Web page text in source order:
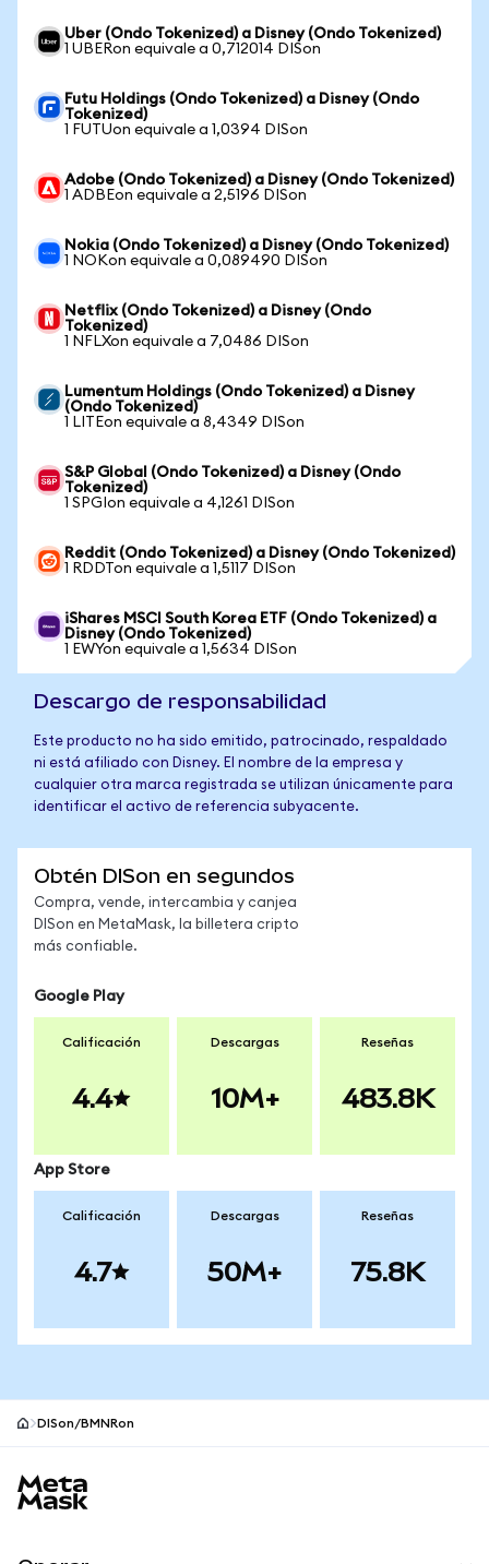
Uber (Ondo Tokenized) a Disney (Ondo Tokenized)
1 UBERon equivale a 0,712014 DISon
Futu Holdings (Ondo Tokenized) a Disney (Ondo
Tokenized)
1 FUTUon equivale a 1,0394 DISon
Adobe (Ondo Tokenized) a Disney (Ondo Tokenized)
1 ADBEon equivale a 2,5196 DISon
Nokia (Ondo Tokenized) a Disney (Ondo Tokenized)
1 NOKon equivale a 0,089490 DISon
Netflix (Ondo Tokenized) a Disney (Ondo
Tokenized)
1 NFLXon equivale a 7,0486 DISon
Lumentum Holdings (Ondo Tokenized) a Disney
(Ondo Tokenized)
1 LITEon equivale a 8,4349 DISon
S&P Global (Ondo Tokenized) a Disney (Ondo
Tokenized)
1 SPGIon equivale a 4,1261 DISon
Reddit (Ondo Tokenized) a Disney (Ondo Tokenized)
1 RDDTon equivale a 1,5117 DISon
iShares MSCI South Korea ETF (Ondo Tokenized) a
Disney (Ondo Tokenized)
1 EWYon equivale a 1,5634 DISon
Descargo de responsabilidad
Este producto no ha sido emitido, patrocinado, respaldado
ni está afiliado con Disney. El nombre de la empresa y
cualquier otra marca registrada se utilizan únicamente para
identificar el activo de referencia subyacente.
Obtén DISon en segundos
Compra, vende, intercambia y canjea
DISon en MetaMask, la billetera cripto
más confiable.
Google Play
Calificación
4.4
Descargas
10M+
Reseñas
483.8K
App Store
Calificación
4.7
Descargas
50M+
Reseñas
75.8K
DISon/BMNRon